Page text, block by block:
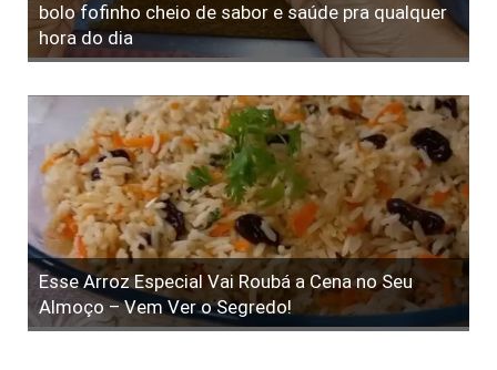
bolo fofinho cheio de sabor e saúde pra qualquer
hora do dia
Esse Arroz Especial Vai Roubá a Cena no Seu
Almoço – Vem Ver o Segredo!